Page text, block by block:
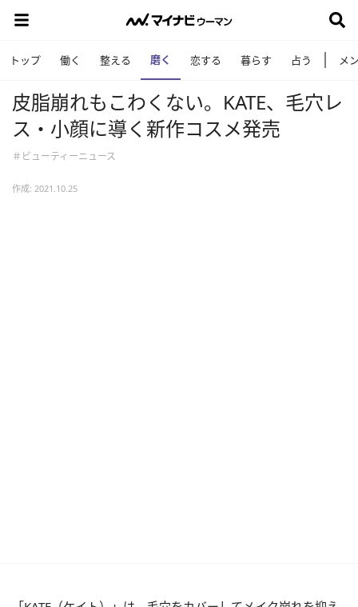
トップ 働く 整える 磨く 恋する 暮らす 占う メ
皮脂崩れもこわくない。KATE、毛穴レ
ス・小顔に導く新作コスメ発売
＃ビューティーニュース
作成: 2021.10.25